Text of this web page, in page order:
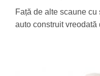
Față de alte scaune
auto construit vreodată